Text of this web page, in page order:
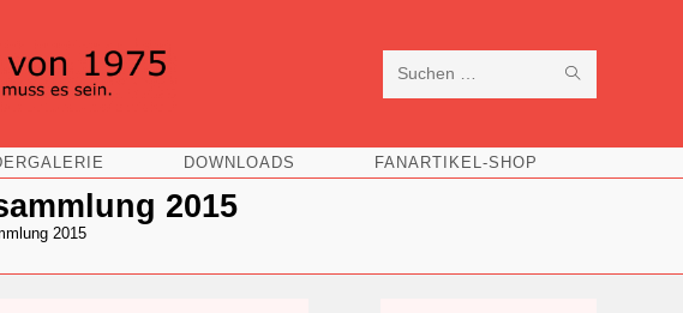
Diese
durchsuchen
DOWNLOADS FANARTIKEL-SHOP
2015
2015